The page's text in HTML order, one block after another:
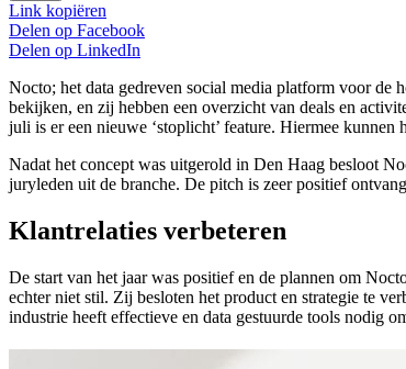
Link kopiëren
Delen op Facebook
Delen op LinkedIn
Nocto; het data gedreven social media platform voor de
bekijken, en zij hebben een overzicht van deals en
juli is er een nieuwe ‘stoplicht’ feature. Hiermee
Nadat het concept was uitgerold in Den Haag besloot
juryleden uit de branche. De pitch is zeer positief
Klantrelaties verbeteren
De start van het jaar was positief en de plannen om
echter niet stil. Zij besloten het product en strategie te
industrie heeft effectieve en data gestuurde tools nodig